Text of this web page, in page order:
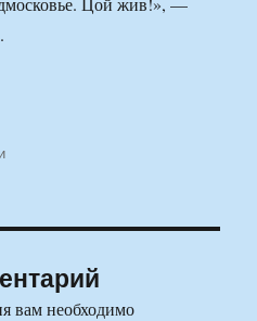
вам необходимо